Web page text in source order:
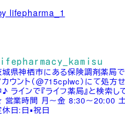
lifepharma_1
城県神栖市にある保険調剤薬局で
ウント（@715cplwc）にて処方
♪ ラインで『ライフ薬局』と検索
営業時間 月～金 8:30～20:00
休日:日▪祝日